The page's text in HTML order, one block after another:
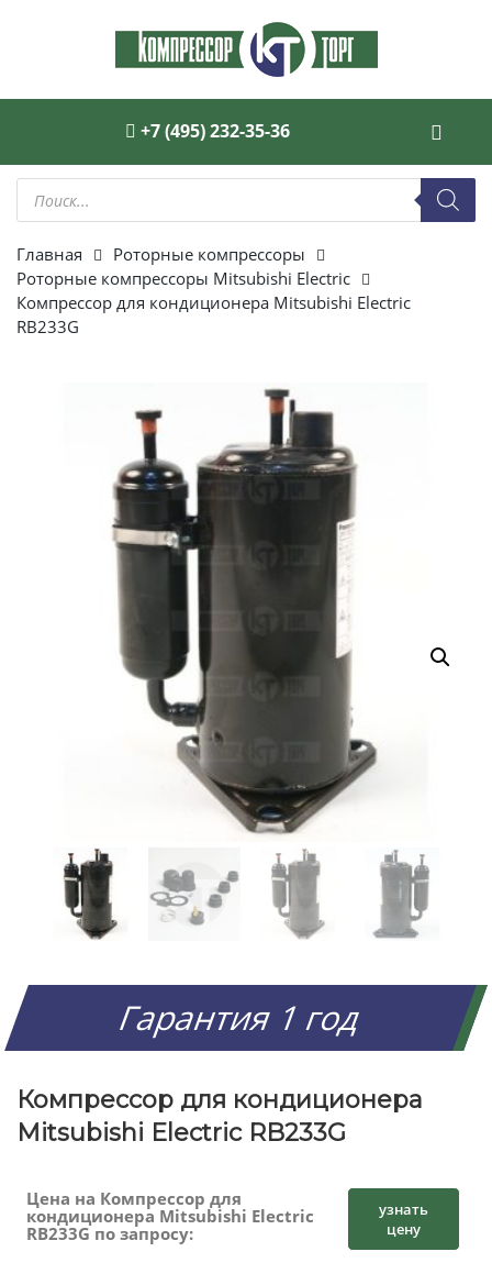
+7 (495) 232-35-36
Поиск
товаров
Главная
Роторные компрессоры
Роторные компрессоры Mitsubishi Electric
Компрессор для кондиционера Mitsubishi Electric
RB233G
Гарантия 1 год
Компрессор для кондиционера
Mitsubishi Electric RB233G
Цена на Компрессор для
кондиционера Mitsubishi Electric
RB233G по запросу:
узнать
цену